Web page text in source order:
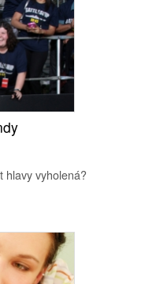
hlavy vyholená?